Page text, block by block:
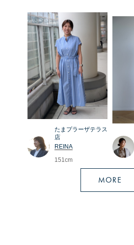
たまプラーザテラス
店
REINA
151cm
MORE